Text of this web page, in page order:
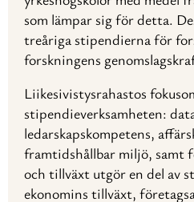
som lämpar sig för detta.
treåriga stipendierna för
forskningens
Liikesivistysrahastos
stipendieverksamheten:
ledarskapskompetens,
framtidshållbar miljö, samt
och tillväxt utgör en del av
ekonomins tillväxt,